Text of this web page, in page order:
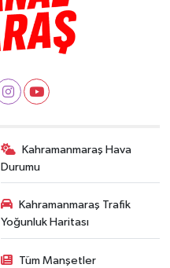
Kahramanmaraş Hava
Durumu
Kahramanmaraş Trafik
Yoğunluk Haritası
Tüm Manşetler